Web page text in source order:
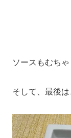
ソースもむち
そして、最後は